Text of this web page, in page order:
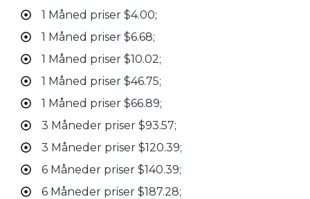
1 Måned priser $4.00;
1 Måned priser $6.68;
1 Måned priser $10.02;
1 Måned priser $46.75;
1 Måned priser $66.89;
3 Måneder priser $93.57;
3 Måneder priser $120.39;
6 Måneder priser $140.39;
6 Måneder priser $187.28;